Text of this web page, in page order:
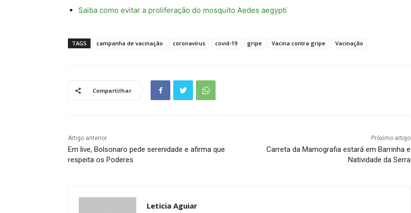
Saiba como evitar a proliferação do mosquito Aedes aegypti
TAGS campanha de vacinação coronavírus covid-19 gripe Vacina contra gripe Vacinação
Compartilhar
Artigo anterior
Em live, Bolsonaro pede serenidade e afirma que
respeita os Poderes
Próximo artigo
Carreta da Mamografia estará em Barrinha e
Natividade da Serra
Leticia Aguiar